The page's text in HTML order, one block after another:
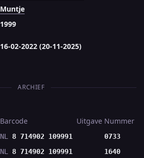
Muntje
1999
16-02-2022 (20-11-2025)
ARCHIEF
Barcode Uitgave Nummer
NL 8 714902 109991 0733
NL 8 714902 109991 1640